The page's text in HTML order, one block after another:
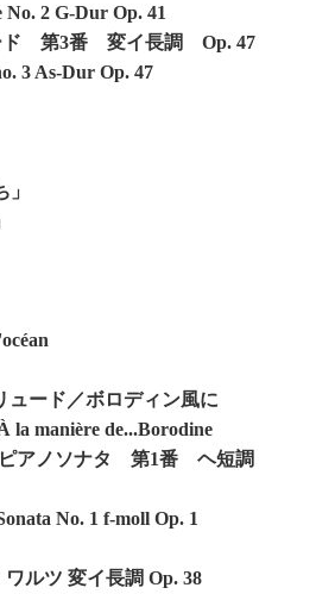
2 G-Dur Op. 41
ド 第3番 変イ長調 Op. 47
3 As-Dur Op. 47
ュード／ボロディン風に
la manière de...Borodine
ピアノソナタ 第1番 ヘ短調
No. 1 f-moll Op. 1
ルツ 変イ長調 Op. 38